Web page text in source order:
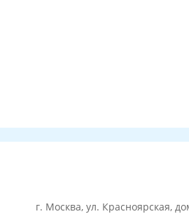
г. Москва, ул. Красноярская,